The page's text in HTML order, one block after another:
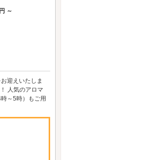
～
迎えいたしま
人気のアロマ
～5時）もご用